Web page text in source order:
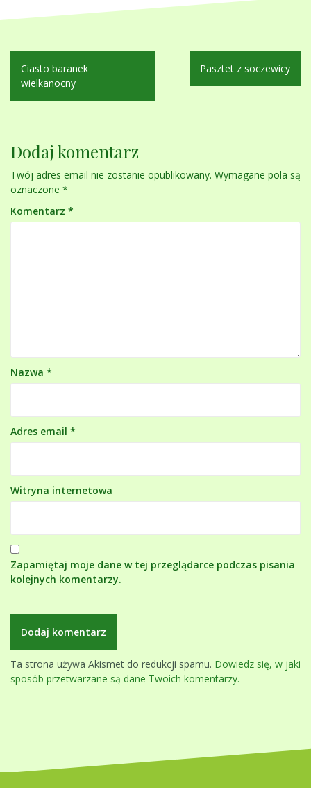
Nawigacja
wpisu
Ciasto baranek
wielkanocny
Pasztet z soczewicy
Dodaj komentarz
Twój adres email nie zostanie opublikowany. Wymagane pola są
oznaczone *
Komentarz *
Nazwa *
Adres email *
Witryna internetowa
Zapamiętaj moje dane w tej przeglądarce podczas pisania
kolejnych komentarzy.
Ta strona używa Akismet do redukcji spamu. Dowiedz się, w jaki
sposób przetwarzane są dane Twoich komentarzy.